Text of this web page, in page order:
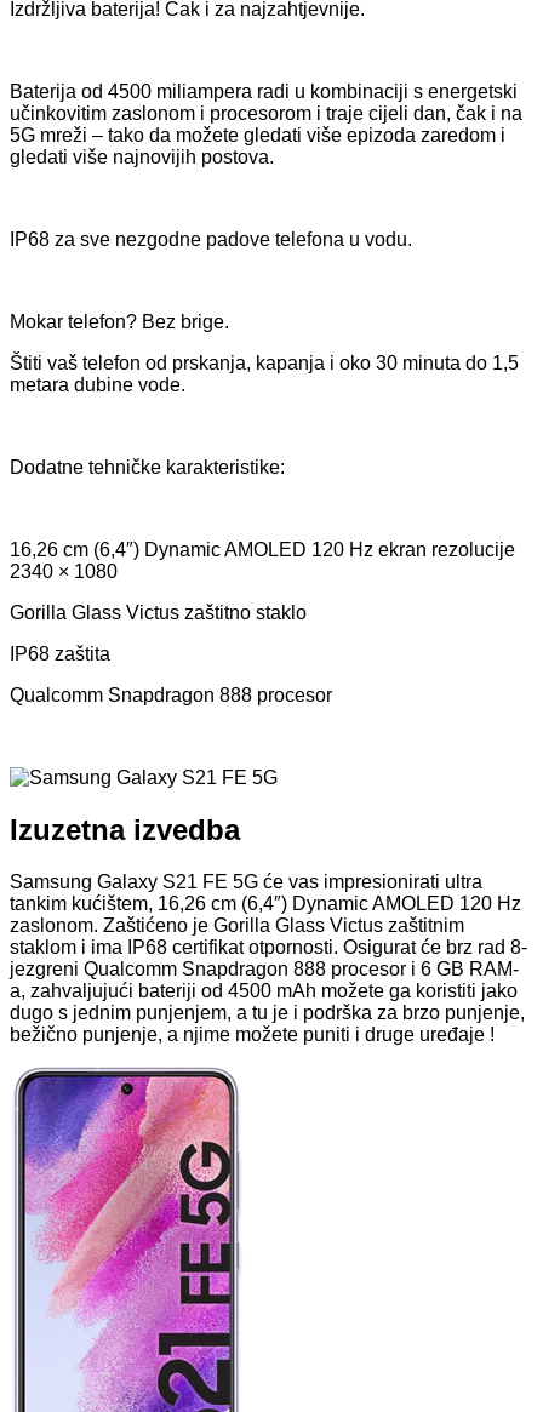
Izdržljiva baterija! Čak i za najzahtjevnije.
Baterija od 4500 miliampera radi u kombinaciji s energetski
učinkovitim zaslonom i procesorom i traje cijeli dan, čak i na
5G mreži – tako da možete gledati više epizoda zaredom i
gledati više najnovijih postova.
IP68 za sve nezgodne padove telefona u vodu.
Mokar telefon? Bez brige.
Štiti vaš telefon od prskanja, kapanja i oko 30 minuta do 1,5
metara dubine vode.
Dodatne tehničke karakteristike:
16,26 cm (6,4″) Dynamic AMOLED 120 Hz ekran rezolucije
2340 × 1080
Gorilla Glass Victus zaštitno staklo
IP68 zaštita
Qualcomm Snapdragon 888 procesor
Izuzetna izvedba
Samsung Galaxy S21 FE 5G će vas impresionirati ultra
tankim kućištem, 16,26 cm (6,4″) Dynamic AMOLED 120 Hz
zaslonom. Zaštićeno je Gorilla Glass Victus zaštitnim
staklom i ima IP68 certifikat otpornosti. Osigurat će brz rad 8-
jezgreni Qualcomm Snapdragon 888 procesor i 6 GB RAM-
a, zahvaljujući bateriji od 4500 mAh možete ga koristiti jako
dugo s jednim punjenjem, a tu je i podrška za brzo punjenje,
bežično punjenje, a njime možete puniti i druge uređaje !